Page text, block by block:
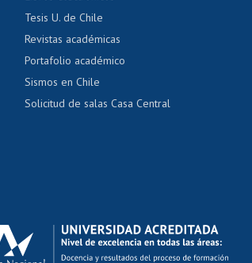
Denuncias administrativas
Tesis U. de Chile
Revistas académicas
Portafolio académico
Sismos en Chile
Solicitud de salas Casa Central